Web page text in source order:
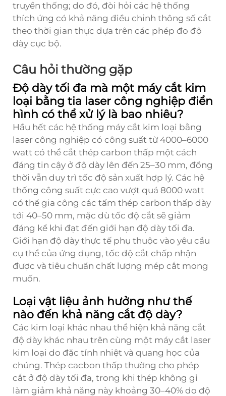
truyền thống; do đó, đòi hỏi các hệ thống
thích ứng có khả năng điều chỉnh thông số cắt
theo thời gian thực dựa trên các phép đo độ
dày cục bộ.
Câu hỏi thường gặp
Độ dày tối đa mà một máy cắt kim
loại bằng tia laser công nghiệp điển
hình có thể xử lý là bao nhiêu?
Hầu hết các hệ thống máy cắt kim loại bằng
laser công nghiệp có công suất từ 4000–6000
watt có thể cắt thép carbon thấp một cách
đáng tin cậy ở độ dày lên đến 25–30 mm, đồng
thời vẫn duy trì tốc độ sản xuất hợp lý. Các hệ
thống công suất cực cao vượt quá 8000 watt
có thể gia công các tấm thép carbon thấp dày
tới 40–50 mm, mặc dù tốc độ cắt sẽ giảm
đáng kể khi đạt đến giới hạn độ dày tối đa.
Giới hạn độ dày thực tế phụ thuộc vào yêu cầu
cụ thể của ứng dụng, tốc độ cắt chấp nhận
được và tiêu chuẩn chất lượng mép cắt mong
muốn.
Loại vật liệu ảnh hưởng như thế
nào đến khả năng cắt độ dày?
Các kim loại khác nhau thể hiện khả năng cắt
độ dày khác nhau trên cùng một máy cắt laser
kim loại do đặc tính nhiệt và quang học của
chúng. Thép cacbon thấp thường cho phép
cắt ở độ dày tối đa, trong khi thép không gỉ
làm giảm khả năng này khoảng 30–40% do độ